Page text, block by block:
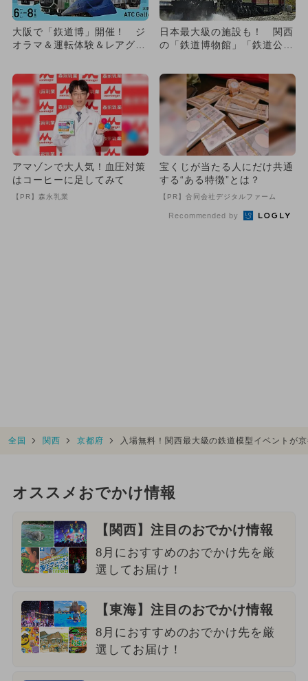
大阪で「鉃道博」開催！ ジ
オラマ＆運転体験＆レアグッ
日本最大級の施設も！ 関西
の「鉄道博物館」「鉄道公
アマゾンで大人気！血圧対策
はコーヒーに足してみて
【PR】森永乳業
宝くじが当たる人にだけ共通
する“ある特徴”とは？
【PR】合同会社デジタルファーム
Recommended by
全国 関西 京都府 入場無料！関西最大級の鉄道模型イベント
オススメおでかけ情報
【関西】注目のおでかけ情報
8月におすすめのおでかけ先を厳
選してお届け！
【東海】注目のおでかけ情報
8月におすすめのおでかけ先を厳
選してお届け！